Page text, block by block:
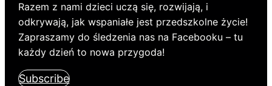
Razem z nami dzieci uczą się, rozwijają, i
odkrywają, jak wspaniałe jest przedszkolne życie!
Zapraszamy do śledzenia nas na Facebooku – tu
każdy dzień to nowa przygoda!
Subscribe